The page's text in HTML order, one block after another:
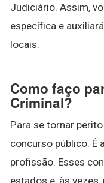
Judiciário. Assim,
específica e
locais.
Como faço
Criminal?
Para se tornar perito
concurso público. É
profissão. Esses
estados e, às